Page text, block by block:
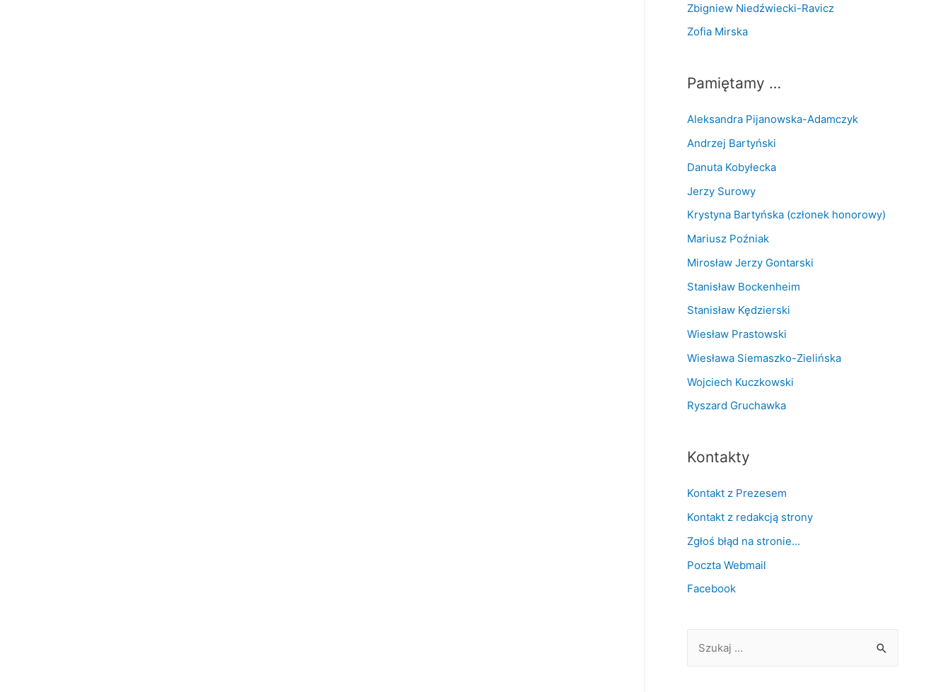
Zbigniew Niedźwiecki-Ravicz
Zofia Mirska
Pamiętamy …
Aleksandra Pijanowska-Adamczyk
Andrzej Bartyński
Danuta Kobyłecka
Jerzy Surowy
Krystyna Bartyńska (członek honorowy)
Mariusz Poźniak
Mirosław Jerzy Gontarski
Stanisław Bockenheim
Stanisław Kędzierski
Wiesław Prastowski
Wiesława Siemaszko-Zielińska
Wojciech Kuczkowski
Ryszard Gruchawka
Kontakty
Kontakt z Prezesem
Kontakt z redakcją strony
Zgłoś błąd na stronie…
Poczta Webmail
Facebook